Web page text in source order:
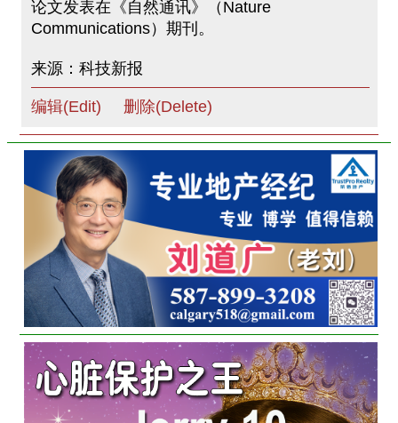
论文发表在《自然通讯》（Nature
Communications）期刊。
来源：科技新报
编辑(Edit) 删除(Delete)